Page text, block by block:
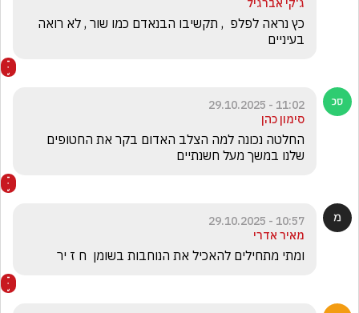
ג'קי אברגיל
בעיניים
11:02 - 29.10.2025
סימון כהן
שלנו במשך מעל חשנתיים
10:57 - 29.10.2025
מאיר אדרי
ומתי מתחילים להאכיל את הנוחבות בשומן  ח ז יר